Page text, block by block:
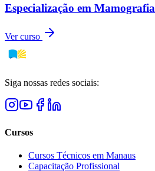
Especialização em Mamografia
Ver curso
Siga nossas redes sociais:
Cursos
Cursos Técnicos em Manaus
Capacitação Profissional